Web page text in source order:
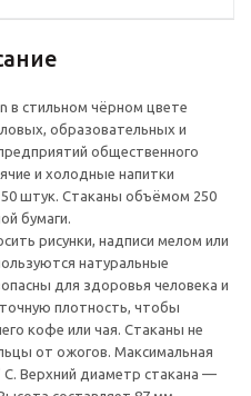
в стильном чёрном цвете
образовательных и
общественного
и холодные напитки
штук. Стаканы объёмом 250
бумаги.
рисунки, надписи мелом или
натуральные
для здоровья человека и
плотность, чтобы
кофе или чая. Стаканы не
от ожогов. Максимальная
С. Верхний диаметр стакана —